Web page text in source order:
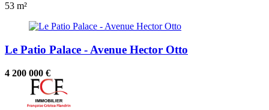
53 m²
Le Patio Palace - Avenue Hector Otto
4 200 000 €